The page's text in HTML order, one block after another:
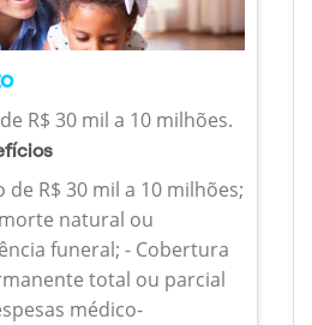
R$ 30 mil a 10 milhões.
de R$ 30 mil a 10 milhões;
natural ou
funeral; - Cobertura
total ou parcial
médico-